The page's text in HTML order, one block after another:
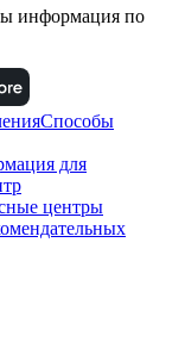
информация по
Способы
для
центры